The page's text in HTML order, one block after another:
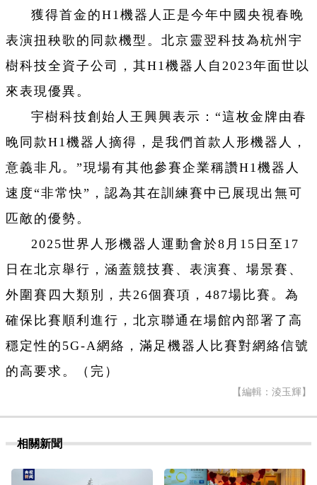
獲得首金的H1機器人正是今年中國央視春晚
表演扭秧歌的同款機型。北京靈翌科技為杭州宇
樹科技全資子公司，其H1機器人自2023年面世以
來表現優異。
宇樹科技創始人王興興表示：“這枚金牌由春
晚同款H1機器人摘得，是我們首款人形機器人，
意義非凡。”現場有其他參賽企業稱讚H1機器人
速度“非常快”，認為其在訓練賽中已展現出無可
匹敵的優勢。
2025世界人形機器人運動會於8月15日至17
日在北京舉行，涵蓋競技賽、表演賽、場景賽、
外圍賽四大類別，共26個賽項，487場比賽。為
確保比賽順利進行，北京聯通在場館內部署了高
穩定性的5G-A網絡，滿足機器人比賽對網絡信號
的高要求。（完）
【編輯：淩玉輝】
相關新聞